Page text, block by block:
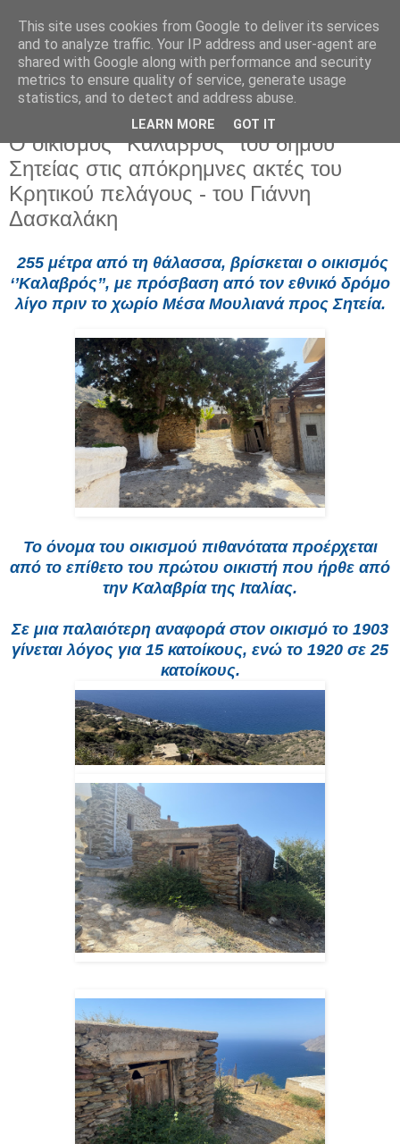
Πέμπτη 2 Ιουλίου 2026
Ο οικισμός ‘’Καλαβρός’’ του δήμου
Σητείας στις απόκρημνες ακτές του
Κρητικού πελάγους - του Γιάννη
Δασκαλάκη
255 μέτρα από τη θάλασσα, βρίσκεται ο οικισμός
‘’Καλαβρός’’, με πρόσβαση από τον εθνικό δρόμο
λίγο πριν το χωρίο Μέσα Μουλιανά προς Σητεία.
Το όνομα του οικισμού πιθανότατα προέρχεται
από το επίθετο του πρώτου οικιστή που ήρθε από
την Καλαβρία της Ιταλίας.
Σε μια παλαιότερη αναφορά στον οικισμό το 1903
γίνεται λόγος για 15 κατοίκους, ενώ το 1920 σε 25
κατοίκους.
This site uses cookies from Google to deliver its services
and to analyze traffic. Your IP address and user-agent are
shared with Google along with performance and security
metrics to ensure quality of service, generate usage
statistics, and to detect and address abuse.
LEARN MORE GOT IT